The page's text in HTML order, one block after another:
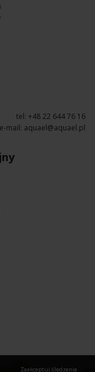
Zaakceptuj śledzenie
tel: +48 22 644 76 16
e-mail: aquael@aquael.pl